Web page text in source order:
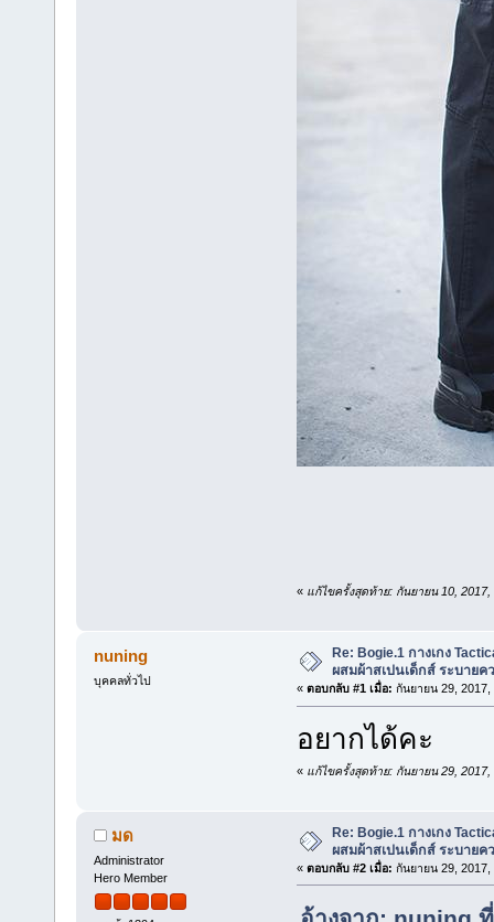
« แก้ไขครั้งสุดท้าย: กันยายน 10,
nuning
บุคคลทั่วไป
Re: Bogie.1 กางเกง
ผสมผ้าสเปนเด็กส์ ระบายค
« ตอบกลับ #1 เมื่อ: กันยายน 29, 2017,
อยากได้คะ
« แก้ไขครั้งสุดท้าย: กันยายน 29,
มด
Administrator
Hero Member
Re: Bogie.1 กางเกง
ผสมผ้าสเปนเด็กส์ ระบายค
« ตอบกลับ #2 เมื่อ: กันยายน 29, 2017,